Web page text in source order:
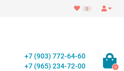
0
+7 (903) 772-64-60
+7 (965) 234-72-00
0